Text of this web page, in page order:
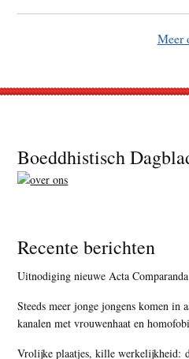
Meer
Footer
Boeddhistisch
Recente berichten
Uitnodiging nieuwe Acta Comparanda
Steeds meer jonge jongens komen in
kanalen met vrouwenhaat en
Vrolijke plaatjes, kille werkelijkheid: